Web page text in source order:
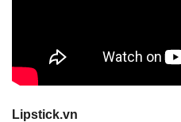
Lipstick.vn